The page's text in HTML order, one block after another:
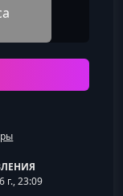
г., 23:09